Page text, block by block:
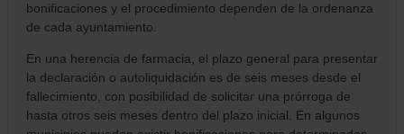
bonificaciones y el procedimiento dependen de la ordenanza
de cada ayuntamiento.
En una herencia de farmacia, el plazo general para presentar
la declaración o autoliquidación es de seis meses desde el
fallecimiento, con posibilidad de solicitar una prórroga de
hasta otros seis meses dentro del plazo inicial. En algunos